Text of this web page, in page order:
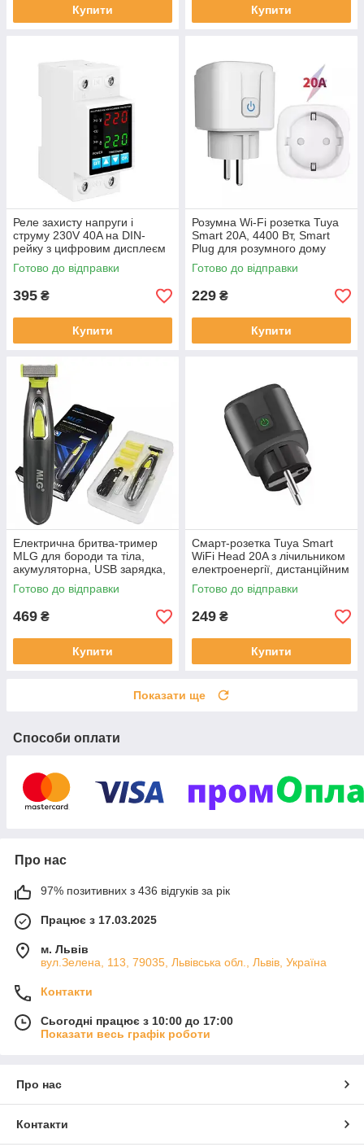
Купити Купити
Реле захисту напруги і
струму 230V 40A на DIN-
рейку з цифровим дисплеєм
Готово до відправки
395 ₴
Купити
Розумна Wi-Fi розетка Tuya
Smart 20А, 4400 Вт, Smart
Plug для розумного дому
Google Home та Alexa
Готово до відправки
229 ₴
Купити
Електрична бритва-тример
MLG для бороди та тіла,
акумуляторна, USB зарядка,
3 насадки, водостійка
Готово до відправки
469 ₴
Купити
Смарт-розетка Tuya Smart
WiFi Head 20A з лічильником
електроенергії, дистанційним
керуванням та таймером,
чорна
Готово до відправки
249 ₴
Купити
Показати ще
Способи оплати
Про нас
97% позитивних з 436 відгуків за рік
Працює з 17.03.2025
м. Львів
вул.Зелена, 113, 79035, Львівська обл., Львів, Україна
Контакти
Сьогодні працює з 10:00 до 17:00
Показати весь графік роботи
Про нас
Контакти